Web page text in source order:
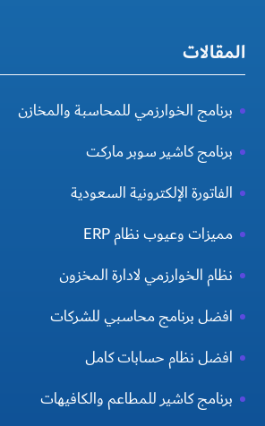
المقالات
برنامج الخوارزمي للمحاسبة والمخازن
برنامج كاشير سوبر ماركت
الفاتورة الإلكترونية السعودية
مميزات وعيوب نظام ERP
نظام الخوارزمي لادارة المخزون
افضل برنامج محاسبي للشركات
افضل نظام حسابات كامل
برنامج كاشير للمطاعم والكافيهات